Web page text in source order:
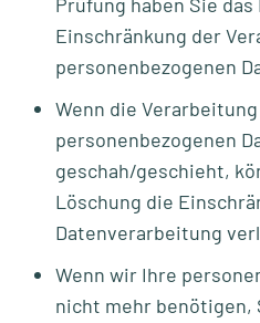
Einschränkung der
personenbezogenen
Wenn die
personenbezogenen
geschah/geschieht,
Löschung die
Datenverarbeitung
Wenn wir Ihre
nicht mehr benötigen,